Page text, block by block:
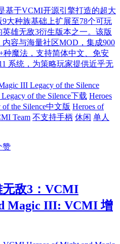
基于VCMI开源引擎打造的超大
大种族基础上扩展至78个可玩
雄无敌3衍生版本之一。该版
容与海量社区MOD，集成900
种魔法，支持简体中文、免安
系统，为策略玩家提供近乎无
III Legacy of the Silence
of the Silence下载 Heroes
the Silence中文版 Heroes of
Team 不支持手柄 休闲 单人
赞
无敌3：VCMI
Magic III: VCMI 增